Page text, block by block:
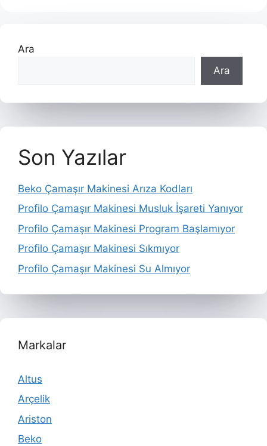
Ara
Ara
Son Yazılar
Beko Çamaşır Makinesi Arıza Kodları
Profilo Çamaşır Makinesi Musluk İşareti Yanıyor
Profilo Çamaşır Makinesi Program Başlamıyor
Profilo Çamaşır Makinesi Sıkmıyor
Profilo Çamaşır Makinesi Su Almıyor
Markalar
Altus
Arçelik
Ariston
Beko